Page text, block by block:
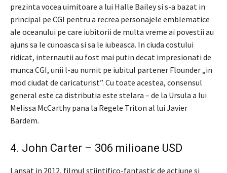
prezinta vocea uimitoare a lui Halle Bailey si s-a bazat in
principal pe CGI pentru a recrea personajele emblematice
ale oceanului pe care iubitorii de multa vreme ai povestii au
ajuns sa le cunoasca si sa le iubeasca. In ciuda costului
ridicat, internautii au fost mai putin decat impresionati de
munca CGI, unii l-au numit pe iubitul partener Flounder „in
mod ciudat de caricaturist”. Cu toate acestea, consensul
general este ca distributia este stelara – de la Ursula a lui
Melissa McCarthy pana la Regele Triton al lui Javier
Bardem.
4. John Carter – 306 milioane USD
Lansat in 2012, filmul stiintifico-fantastic de actiune si